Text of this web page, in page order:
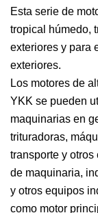
Esta serie de
tropical húmedo,
exteriores y para
exteriores.
Los motores de
YKK se pueden
maquinarias en
trituradoras,
transporte y
de maquinaria,
y otros equipos
como motor